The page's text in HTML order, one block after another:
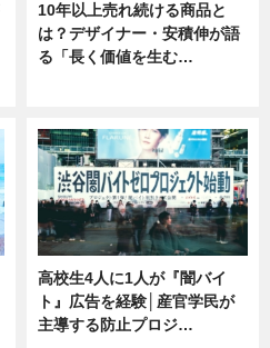
10年以上売れ続ける商品と
は？デザイナー・安積伸が語
る「長く価値を生む…
高校生4人に1人が『闇バイ
ト』広告を経験│産官学民が
主導する防止プロジ…